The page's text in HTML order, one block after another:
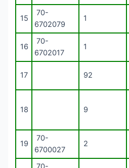
15
70-
6702079
1
16
70-
6702017
1
17 92
18 9
19
70-
6700027
2